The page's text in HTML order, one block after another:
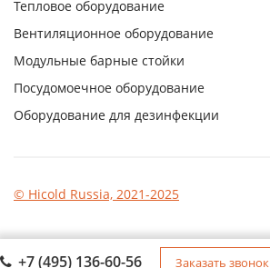
Тепловое оборудование
Вентиляционное оборудование
Модульные барные стойки
Посудомоечное оборудование
Оборудование для дезинфекции
© Hicold Russia, 2021-2025
+7 (495) 136-60-56 Заказать звонок